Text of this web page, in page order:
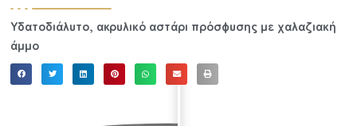
Υδατοδιάλυτο, ακρυλικό αστάρι πρόσφυσης με χαλαζιακή
άμμο